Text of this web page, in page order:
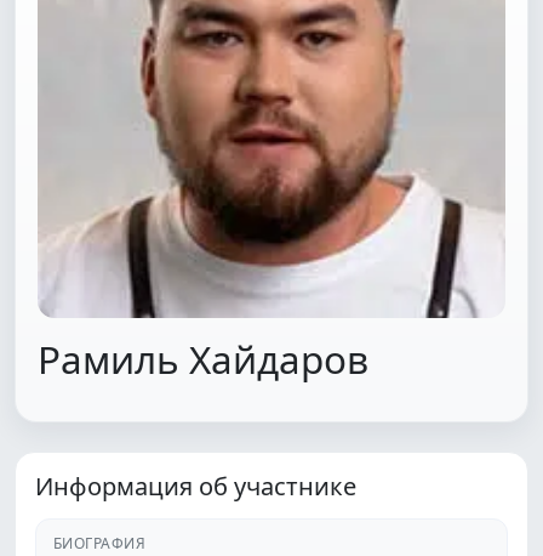
Рамиль Хайдаров
Информация об участнике
БИОГРАФИЯ